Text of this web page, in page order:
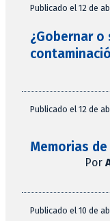
Publicado el 12 de
¿Gobernar
Publicado el 12 de
Memorias
Por
Publicado el 10 de